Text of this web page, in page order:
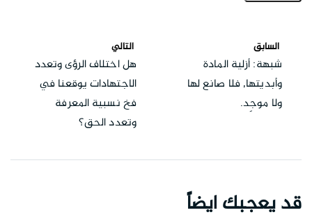
السابق
شبهة: أزلية المادة
وأبديتها, فلا صانع لها
ولا موجِد.
التالي
هل اختلاف الرؤى وتعدد
الاجتهادات يوقعنا في
فخ نسبية المعرفة
وتعدد الحق؟
قد يعجبك ايضاً